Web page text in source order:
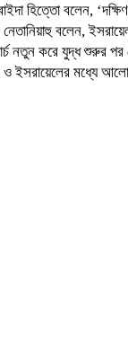
হিত্তো বলেন,
নেতানিয়াহু বলেন,
নতুন করে যুদ্ধ
ও ইসরায়েলের মধ্যে